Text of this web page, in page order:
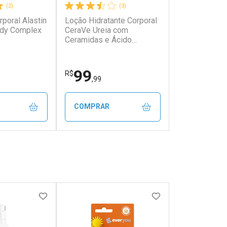
(2)
Alastin
Complex
(3)
Loção Hidratante Corporal
CeraVe Ureia com
Ceramidas e Ácido
R$99,99
COMPRAR
ADICIONAR AOS FAVORITOSADICIONAR AOS